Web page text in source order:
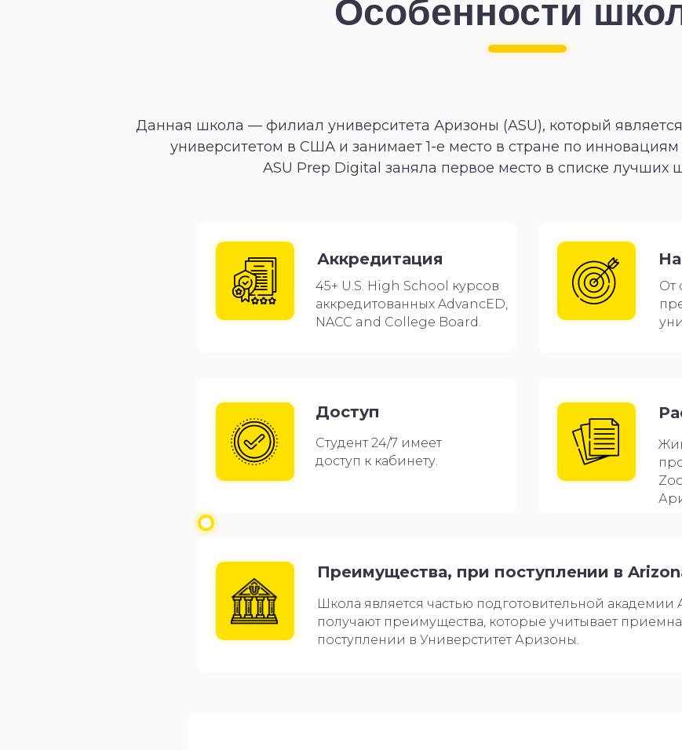
Особенности
Данная школа — филиал университета Аризоны (ASU), который
университетом в США и занимает 1-е место в стране по инновациям
ASU Prep Digital заняла первое место в списке лучших
Аккредитация
45+ U.S. High School курсов
аккредитованных AdvancED,
NACC and College Board.
От
Доступ
Студент 24/7 имеет
доступ к кабинету.
Преимущества, при поступлении в
Школа является частью подготовительной академии
получают преимущества, которые учитывает
поступлении в Универститет Аризоны.